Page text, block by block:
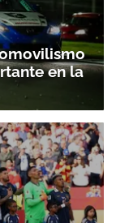
en la